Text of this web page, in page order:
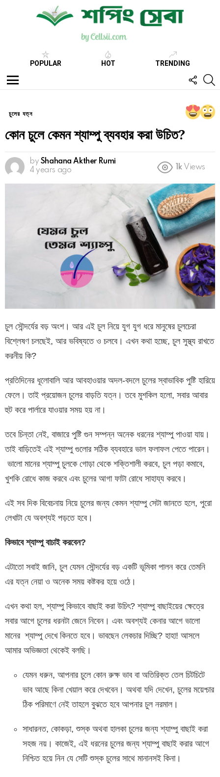
POPULAR HOT TRENDING
Menu
US
চুলের যত্ন
কোন চুলে কেমন শ্যাম্পু ব্যবহার করা উচিত?
by Shahana Akther Rumi
4 years ago
1k Views
চুল সৌন্দর্যের বড় অংশ। আর এই চুল নিয়ে যুগ যুগ ধরে মানুষের চুলচেরা
বিশ্লেষণ চলছেই, আর ভবিষ্যতে ও চলবে। এখন কথা হচ্ছে, চুল সুস্থ্য রাখতে
করনীয় কি?
প্রতিদিনের ধূলোবালি আর আবহাওয়ার অদল-বদলে চুলের স্বাভাবিক পুষ্টি হারিয়ে
ফেলে। তাই প্রয়োজন চুলের বাড়তি যত্ন। তবে মুশকিল হলো, সবার আবার
হুট করে পার্লারে যাওয়ার সময় হয় না।
তবে চিন্তা নেই, বাজারে পুষ্টি গুন সম্পন্ন অনেক ধরনের শ্যাম্পু পাওয়া যায়।
তাই বাড়িতেই এই শ্যাম্পু গুলোর সঠিক ব্যবহারে ভাল ফলাফল পেতে পারেন।
ভালো মানের শ্যাম্পু চুলকে গোড়া থেকে শক্তিশালী করবে, চুল পড়া কমাবে,
খুশকি রোধে কাজ করবে এবং চুলের আগা ফাটা রোধে সাহায্য করবে।
এই সব দিক বিবেচনায় নিয়ে চুলের জন্য কেমন শ্যাম্পু সেটা জানতে হলে, পুরো
লেখাটা যে অবশ্যই পড়তে হবে।
কিভাবে শ্যাম্পু বাচাই করবেন?
এটাতো সবাই জানি, চুল যেমন সৌন্দর্যের বড় একটি ভূমিকা পালন করে তেমনি
এর যত্ন নেয়া ও অনেক সময় কষ্টকর হয়ে ওঠে।
এখন কথা হল, শ্যাম্পু কিভাবে বাছাই করা উচিৎ? শ্যাম্পু বাছাইয়ের ক্ষেত্রে
সবার আগে চুলের ধরনটা জেনে নিবেন। এবং অবশ্যই কেনার আগে ভালো
মানের শ্যাম্পু দেখে কিনতে হবে। ভাবছেন লেকচার দিচ্ছি? হাহা! আসলে
আমার অভিজ্ঞতা থেকেই বলছি।
যেমন ধরুন, আপনার চুলে কোন রুক্ষ ভাব বা অতিরিক্ত তেল চিটচিটে
ভাব আছে কিনা খেয়াল করে দেখবেন। অথবা যদি দেখেন, চুলের ময়েশ্চার
ঠিক পরিমাণে নেই তাহলে বুঝতে হবে আপনার চুল নরমাল।
সাধারনত, কোকড়া, শুস্ক অথবা হালকা চুলের জন্য শ্যাম্পু বাছাই করা
সহজ নয়। কাজেই, এই ধরনের চুলের জন্য শ্যাম্পু বাছাই করার আগে
নিশ্চিত হয়ে নিন যে সেটি শুস্ক চুলের সাথে মানানসই কিনা।